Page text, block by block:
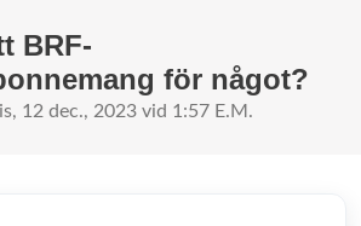
BRF-
för något?
12 dec., 2023 vid 1:57 E.M.